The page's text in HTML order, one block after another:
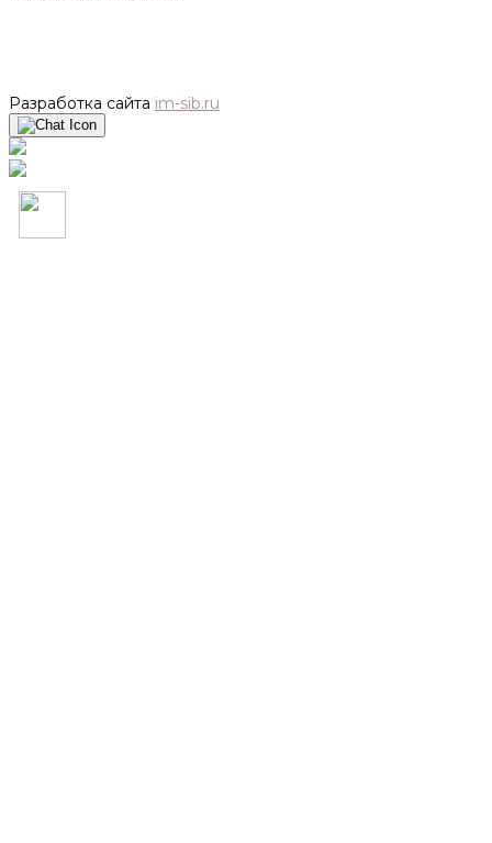
Разработка сайта im-sib.ru